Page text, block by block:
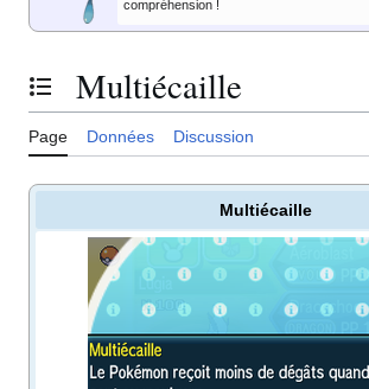
compréhension !
Basculer la table des matières
Multiécaille
Page Données Discussion
Multiécaille